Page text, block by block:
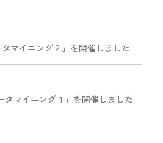
マイニング２」を開催しました
タマイニング１」を開催しました